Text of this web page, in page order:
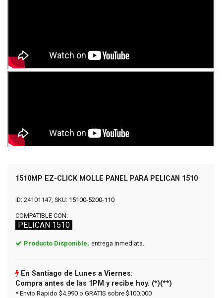
1510MP EZ-CLICK MOLLE PANEL PARA PELICAN 1510
ID: 24101147, SKU: 15100-5200-110
COMPATIBLE CON:
PELICAN 1510
Producto Disponible, entrega inmediata.
En Santiago de Lunes a Viernes:
Compra antes de las 1PM y recibe hoy. (*)(**)
* Envio Rapido $4.990 o GRATIS sobre $100.000